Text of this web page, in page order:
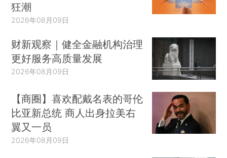
狂潮
2026年08月09日
财新观察｜健全金融机构治理
更好服务高质量发展
2026年08月09日
【商圈】喜欢配戴名表的哥伦
比亚新总统 商人出身拉美右
翼又一员
2026年08月09日